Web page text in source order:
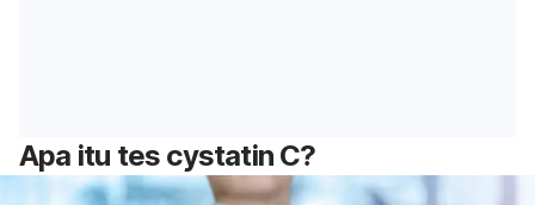
Apa itu tes cystatin C?